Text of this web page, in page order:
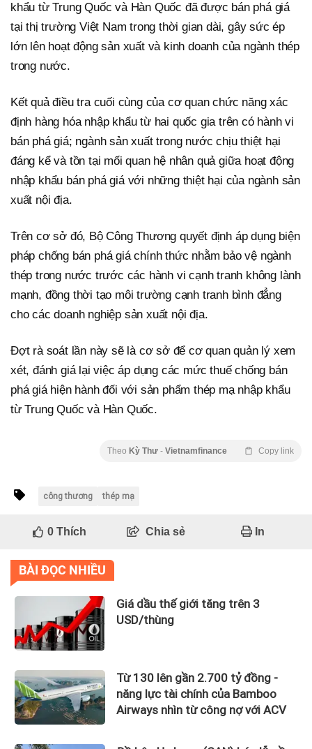
khẩu từ Trung Quốc và Hàn Quốc đã được bán phá giá
tại thị trường Việt Nam trong thời gian dài, gây sức ép
lớn lên hoạt động sản xuất và kinh doanh của ngành thép
trong nước.
Kết quả điều tra cuối cùng của cơ quan chức năng xác
định hàng hóa nhập khẩu từ hai quốc gia trên có hành vi
bán phá giá; ngành sản xuất trong nước chịu thiệt hại
đáng kể và tồn tại mối quan hệ nhân quả giữa hoạt động
nhập khẩu bán phá giá với những thiệt hại của ngành sản
xuất nội địa.
Trên cơ sở đó, Bộ Công Thương quyết định áp dụng biện
pháp chống bán phá giá chính thức nhằm bảo vệ ngành
thép trong nước trước các hành vi cạnh tranh không lành
mạnh, đồng thời tạo môi trường cạnh tranh bình đẳng
cho các doanh nghiệp sản xuất nội địa.
Đợt rà soát lần này sẽ là cơ sở để cơ quan quản lý xem
xét, đánh giá lại việc áp dụng các mức thuế chống bán
phá giá hiện hành đối với sản phẩm thép mạ nhập khẩu
từ Trung Quốc và Hàn Quốc.
Theo Kỳ Thư - Vietnamfinance Copy link
công thương thép mạ
0Thích Chia sẻ In
BÀI ĐỌC NHIỀU
Giá dầu thế giới tăng trên 3
USD/thùng
Từ 130 lên gần 2.700 tỷ đồng -
năng lực tài chính của Bamboo
Airways nhìn từ công nợ với ACV